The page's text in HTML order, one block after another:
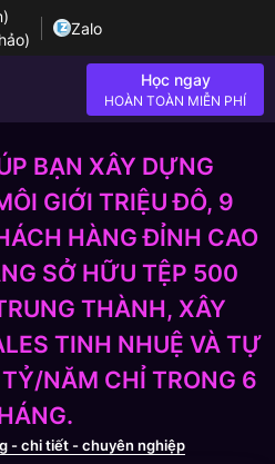
Zalo
Học ngay
HOÀN TOÀN MIỄN PHÍ
BẠN XÂY DỰNG
GIỚI TRIỆU ĐÔ, 9
HÀNG ĐỈNH CAO
SỞ HỮU TỆP 500
THÀNH, XÂY
TINH NHUỆ VÀ TỰ
NĂM CHỈ TRONG 6
- chi tiết - chuyên nghiệp